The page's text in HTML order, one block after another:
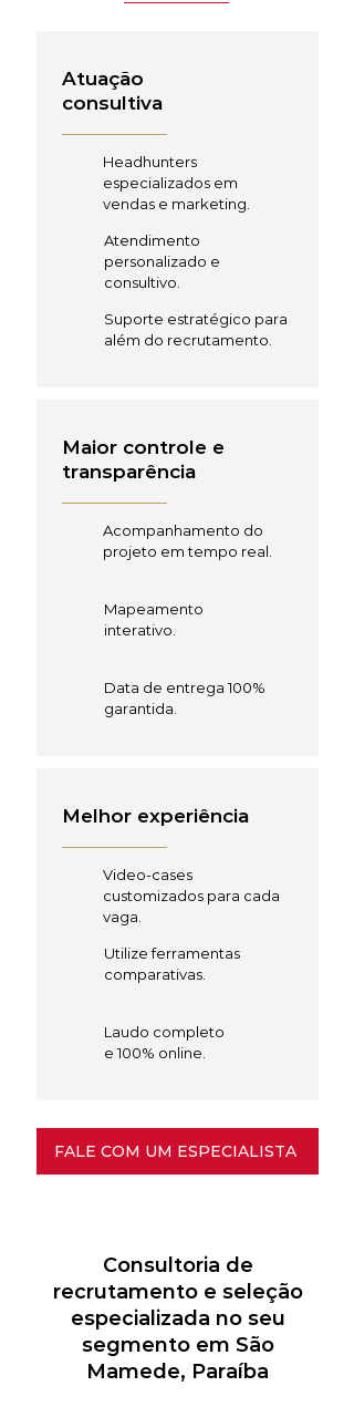
Atuação
consultiva
Headhunters
especializados em
vendas e marketing.
Atendimento
personalizado e
consultivo.
Suporte estratégico para
além do recrutamento.
Maior controle e
transparência
Acompanhamento do
projeto em tempo real.
Mapeamento
interativo.
Data de entrega 100%
garantida.
Melhor experiência
Video-cases
customizados para cada
vaga.
Utilize ferramentas
comparativas.
Laudo completo
e 100% online.
FALE COM UM ESPECIALISTA
Consultoria de
recrutamento e seleção
especializada no seu
segmento em São
Mamede, Paraíba